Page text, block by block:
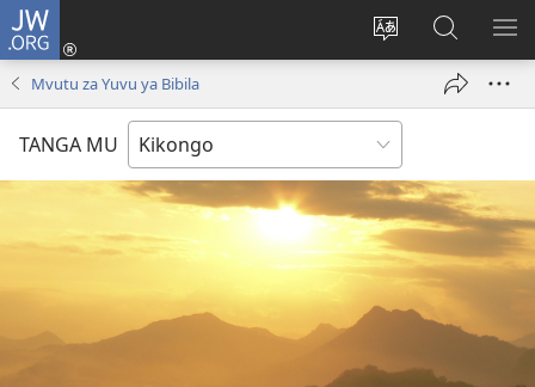
JW.ORG
Soba
nding'a
Kota
(opens
Vavulula
muna
JW.ORG
Mvutu za Yuvu ya Bibila
TANGA MU